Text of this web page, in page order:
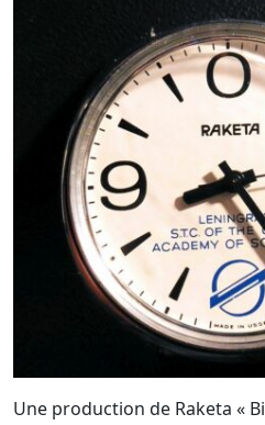
Une production de Raketa «